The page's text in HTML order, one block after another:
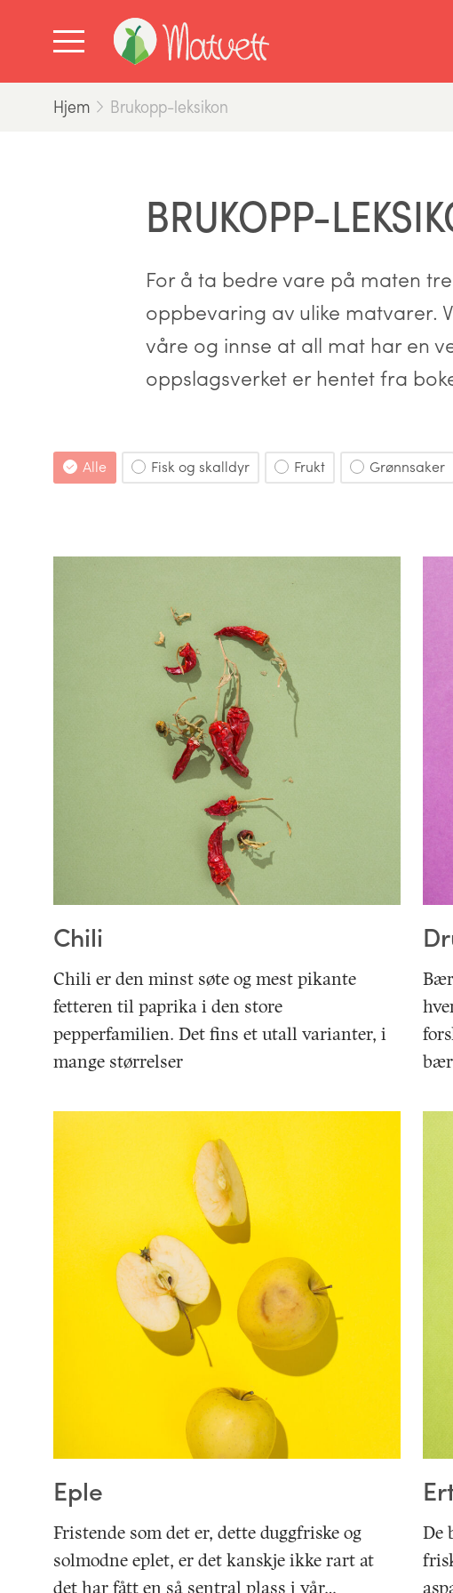
Hjem Brukopp-leksikon
BRUKOPP-
For å ta bedre vare på maten
oppbevaring av ulike matvarer.
våre og innse at all mat har en
oppslagsverket er hentet fra
Alle Fisk og skalldyr Frukt Grønnsaker
Chili
Chili er den minst søte og mest pikante
fetteren til paprika i den store
pepperfamilien. Det fins et utall varianter, i
mange størrelser
Eple
Fristende som det er, dette duggfriske og
solmodne eplet, er det kanskje ikke rart at
det har fått en så sentral plass i vår…
De